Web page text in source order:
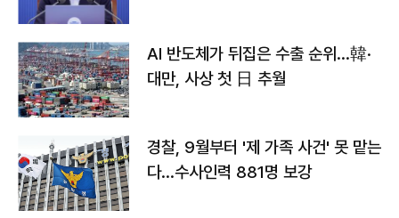
AI 반도체가 뒤집은 수출 순위…韓·
대만, 사상 첫 日 추월
경찰, 9월부터 '제 가족 사건' 못 맡는
다…수사인력 881명 보강